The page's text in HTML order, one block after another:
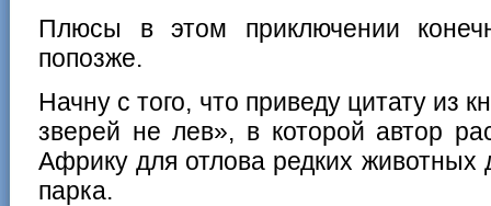
Плюсы в этом приключении
попозже.
Начну с того, что приведу цитату из
зверей не лев», в которой автор
Африку для отлова редких животных
парка.